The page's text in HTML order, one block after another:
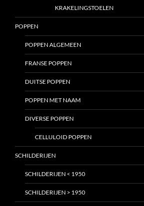
KRAKELINGSTOELEN
POPPEN
POPPEN ALGEMEEN
FRANSE POPPEN
DUITSE POPPEN
POPPEN MET NAAM
DIVERSE POPPEN
CELLULOID POPPEN
SCHILDERIJEN
SCHILDERIJEN < 1950
SCHILDERIJEN > 1950